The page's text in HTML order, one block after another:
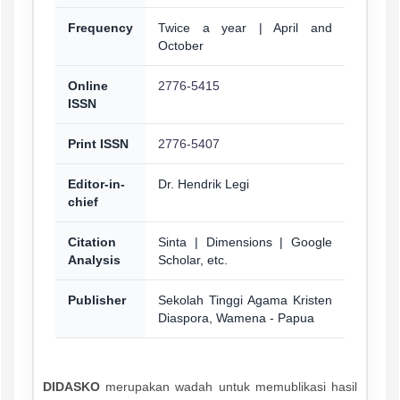
Frequency
Twice a year | April and
October
Online
ISSN
2776-5415
Print ISSN 2776-5407
Editor-in-
chief
Dr. Hendrik Legi
Citation
Analysis
Sinta | Dimensions | Google
Scholar, etc.
Publisher
Sekolah Tinggi Agama Kristen
Diaspora, Wamena - Papua
DIDASKO merupakan wadah untuk memublikasi hasil